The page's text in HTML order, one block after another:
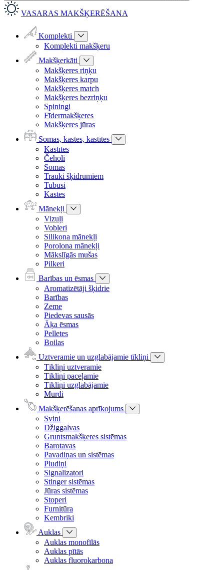
VASARAS MAKŠĶERĒŠANA
Komplekti
Komplekti makšķeru
Makšķerkāti
Makšķeres riņķu
Makšķeres karpu
Makšķeres match
Makšķeres bezriņķu
Spiningi
Fīdermakšķeres
Makšķeres jūras
Somas, kastes, kastītes
Kastītes
Čeholi
Somas
Trauki šķidrumiem
Tubusi
Kastes
Mānekļi
Vizuļi
Vobleri
Silikona mānekļi
Porolona mānekļi
Mākslīgās mušas
Pilkeri
Barības un ēsmas
Aromatizētāji šķidrie
Barības
Zeme
Piedevas sausās
Āķa ēsmas
Pelletes
Boilas
Uztveramie un uzglabājamie tīkliņi
Tīkliņi uztveramie
Tīkliņi paceļamie
Tīkliņi uzglabājamie
Murdi
Makšķerēšanas aprīkojums
Svini
Džiggalvas
Gruntsmakšķeres sistēmas
Barotavas
Pavadiņas un sistēmas
Pludiņi
Signalizatori
Stinger sistēmas
Jūras sistēmas
Stoperi
Furnitūra
Kembriki
Auklas
Auklas monofīlās
Auklas pītās
Auklas fluorokarbona